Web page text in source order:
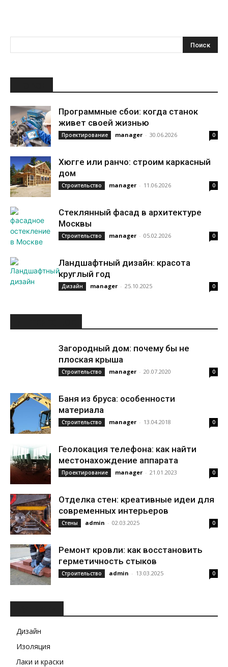
Программные сбои: когда станок
живет своей жизнью
Проектирование manager - 30.06.2026 0
Хюгге или ранчо: строим каркасный
дом
Строительство manager - 11.06.2026 0
Стеклянный фасад в архитектуре
Москвы
Строительство manager - 05.02.2026 0
Ландшафтный дизайн: красота
круглый год
Дизайн manager - 25.10.2025 0
Загородный дом: почему бы не
плоская крыша
Строительство manager - 20.07.2020 0
Баня из бруса: особенности
материала
Строительство manager - 13.04.2018 0
Геолокация телефона: как найти
местонахождение аппарата
Проектирование manager - 21.01.2023 0
Отделка стен: креативные идеи для
современных интерьеров
Стены admin - 02.03.2025 0
Ремонт кровли: как восстановить
герметичность стыков
Строительство admin - 13.03.2025 0
Дизайн
Изоляция
Лаки и краски